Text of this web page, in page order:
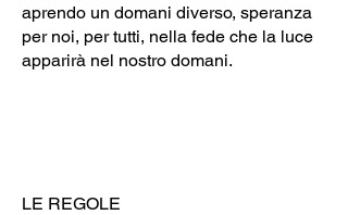
aprendo un domani diverso, speranza
per noi, per tutti, nella fede che la luce
apparirà nel nostro domani.
LE REGOLE